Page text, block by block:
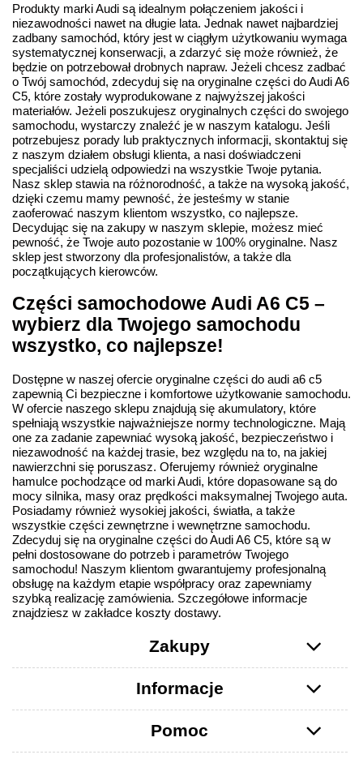
Produkty marki Audi są idealnym połączeniem jakości i
niezawodności nawet na długie lata. Jednak nawet najbardziej
zadbany samochód, który jest w ciągłym użytkowaniu wymaga
systematycznej konserwacji, a zdarzyć się może również, że
będzie on potrzebował drobnych napraw. Jeżeli chcesz zadbać
o Twój samochód, zdecyduj się na oryginalne części do Audi A6
C5, które zostały wyprodukowane z najwyższej jakości
materiałów. Jeżeli poszukujesz oryginalnych części do swojego
samochodu, wystarczy znaleźć je w naszym katalogu. Jeśli
potrzebujesz porady lub praktycznych informacji, skontaktuj się
z naszym działem obsługi klienta, a nasi doświadczeni
specjaliści udzielą odpowiedzi na wszystkie Twoje pytania.
Nasz sklep stawia na różnorodność, a także na wysoką jakość,
dzięki czemu mamy pewność, że jesteśmy w stanie
zaoferować naszym klientom wszystko, co najlepsze.
Decydując się na zakupy w naszym sklepie, możesz mieć
pewność, że Twoje auto pozostanie w 100% oryginalne. Nasz
sklep jest stworzony dla profesjonalistów, a także dla
początkujących kierowców.
Części samochodowe Audi A6 C5 –
wybierz dla Twojego samochodu
wszystko, co najlepsze!
Dostępne w naszej ofercie oryginalne części do audi a6 c5
zapewnią Ci bezpieczne i komfortowe użytkowanie samochodu.
W ofercie naszego sklepu znajdują się akumulatory, które
spełniają wszystkie najważniejsze normy technologiczne. Mają
one za zadanie zapewniać wysoką jakość, bezpieczeństwo i
niezawodność na każdej trasie, bez względu na to, na jakiej
nawierzchni się poruszasz. Oferujemy również oryginalne
hamulce pochodzące od marki Audi, które dopasowane są do
mocy silnika, masy oraz prędkości maksymalnej Twojego auta.
Posiadamy również wysokiej jakości, światła, a także
wszystkie części zewnętrzne i wewnętrzne samochodu.
Zdecyduj się na oryginalne części do Audi A6 C5, które są w
pełni dostosowane do potrzeb i parametrów Twojego
samochodu! Naszym klientom gwarantujemy profesjonalną
obsługę na każdym etapie współpracy oraz zapewniamy
szybką realizację zamówienia. Szczegółowe informacje
znajdziesz w zakładce koszty dostawy.
Zakupy
Informacje
Pomoc